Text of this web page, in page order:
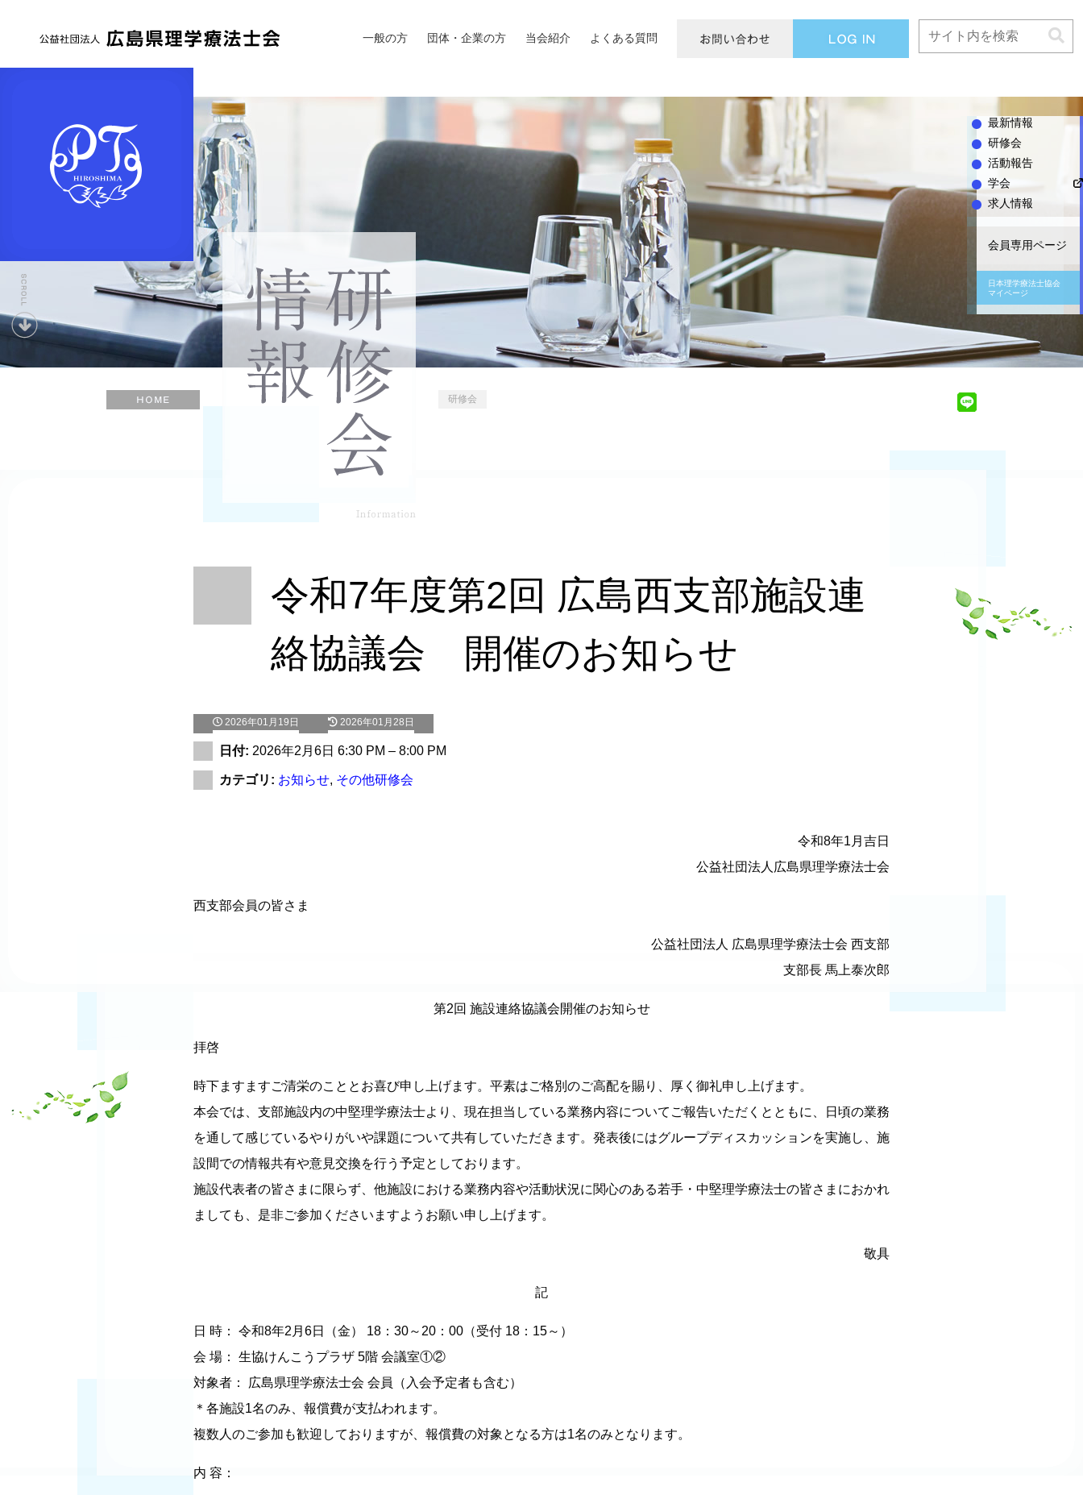
一般の方 団体・企業の方 当会紹介 よくある質問
県
療
士
最新情報
研修会
活動報告
学会
求人情報
会員専用ページ
日本理学療法士協会
マイページ
ー
研修会
令和7年度第2回 広島西支部施設連
絡協議会 開催のお知らせ
2026年01月19日 2026年01月28日
日付: 2026年2月6日 6:30 PM – 8:00 PM
カテゴリ: お知らせ, その他研修会
令和8年1月吉日
公益社団法人広島県理学療法士会
西支部会員の皆さま
公益社団法人 広島県理学療法士会 西支部
支部長 馬上泰次郎
第2回 施設連絡協議会開催のお知らせ
拝啓
時下ますますご清栄のこととお喜び申し上げます。平素はご格別のご高配を賜り、厚く御礼申し上げます。
本会では、支部施設内の中堅理学療法士より、現在担当している業務内容についてご報告いただくとともに、日頃の業務
を通して感じているやりがいや課題について共有していただきます。発表後にはグループディスカッションを実施し、施
設間での情報共有や意見交換を行う予定としております。
施設代表者の皆さまに限らず、他施設における業務内容や活動状況に関心のある若手・中堅理学療法士の皆さまにおかれ
ましても、是非ご参加くださいますようお願い申し上げます。
敬具
記
日 時： 令和8年2月6日（金） 18：30～20：00（受付 18：15～）
会 場： 生協けんこうプラザ 5階 会議室①②
対象者： 広島県理学療法士会 会員（入会予定者も含む）
＊各施設1名のみ、報償費が支払われます。
複数人のご参加も歓迎しておりますが、報償費の対象となる方は1名のみとなります。
内 容：